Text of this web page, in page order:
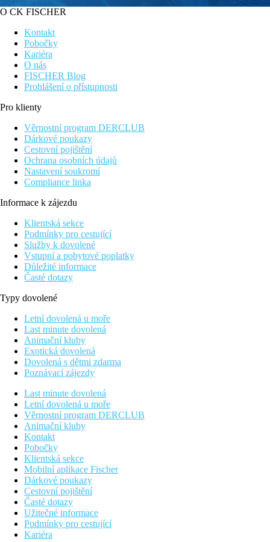
O CK FISCHER
Kontakt
Pobočky
Kariéra
O nás
FISCHER Blog
Prohlášení o přístupnosti
Pro klienty
Věrnostní program DERCLUB
Dárkové poukazy
Cestovní pojištění
Ochrana osobních údajů
Nastavení soukromí
Compliance linka
Informace k zájezdu
Klientská sekce
Podmínky pro cestující
Služby k dovolené
Vstupní a pobytové poplatky
Důležité informace
Časté dotazy
Typy dovolené
Letní dovolená u moře
Last minute dovolená
Animační kluby
Exotická dovolená
Dovolená s dětmi zdarma
Poznávací zájezdy
Last minute dovolená
Letní dovolená u moře
Věrnostní program DERCLUB
Animační kluby
Kontakt
Pobočky
Klientská sekce
Mobilní aplikace Fischer
Dárkové poukazy
Cestovní pojištění
Časté dotazy
Užitečné informace
Podmínky pro cestující
Kariéra